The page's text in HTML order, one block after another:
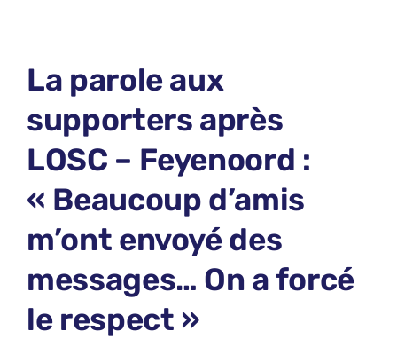
ABONNEMENTS
NOUS CONTACTER
NOUS SUIVRE
Rechercher:
La parole aux
supporters après
LOSC – Feyenoord :
« Beaucoup d’amis
m’ont envoyé des
messages… On a forcé
le respect »